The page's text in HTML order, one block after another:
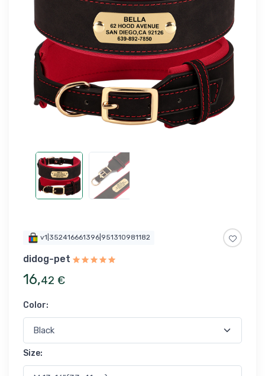
v1|352416661396|951310981182
didog-pet
16,42 €
Color:
Size: